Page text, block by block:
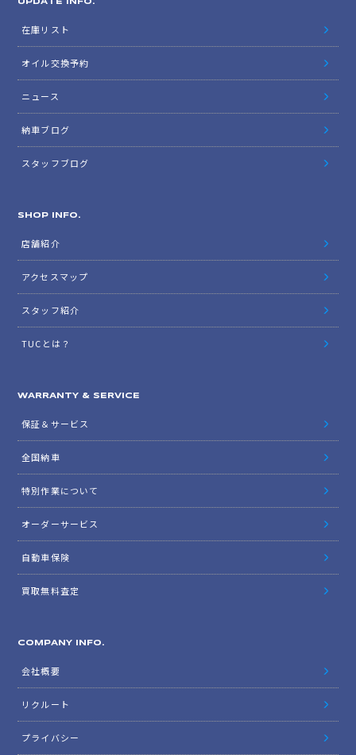
UPDATE INFO.
在庫リスト
オイル交換予約
ニュース
納車ブログ
スタッフブログ
SHOP INFO.
店舗紹介
アクセスマップ
スタッフ紹介
TUCとは？
WARRANTY & SERVICE
保証＆サービス
全国納車
特別作業について
オーダーサービス
自動車保険
買取無料査定
COMPANY INFO.
会社概要
リクルート
プライバシー